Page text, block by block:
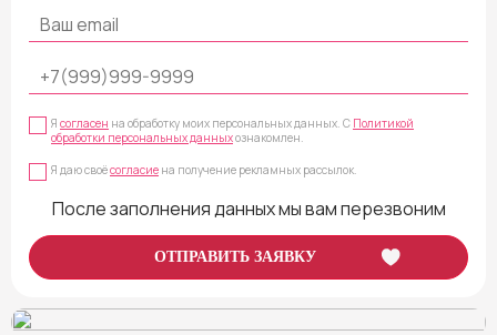
Наша школа— ваш проводник в мир удовольствия и гармонии с собой.
Я согласен на обработку моих персональных данных. С Политикой
обработки персональных данныхознакомлен.
Я даю своёсогласие на получение рекламных рассылок.
После заполнения данных мы вам перезвоним